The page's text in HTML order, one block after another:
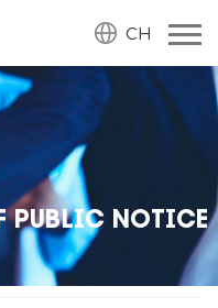
CH
PUBLIC NOTICE